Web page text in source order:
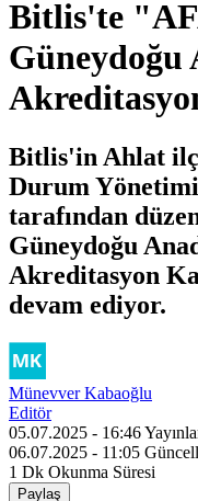
Bitlis'te
Güneydoğu
Bitlis'in Ahlat
Durum Yönetimi
tarafından
Güneydoğu
Akreditasyon
devam ediyor.
Münevver Kabaoğlu
Editör
05.07.2025 - 16:46
06.07.2025 - 11:05
1 Dk Okunma Süresi
Paylaş